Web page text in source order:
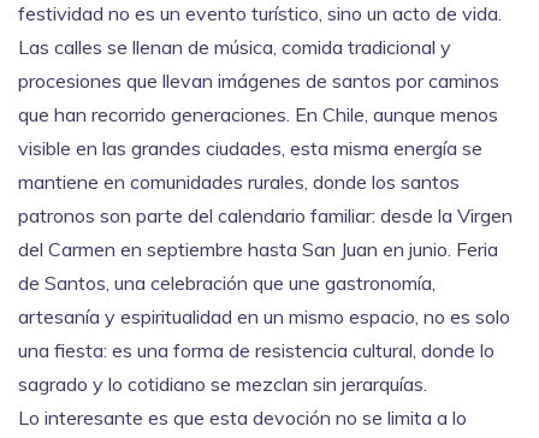
festividad no es un evento turístico, sino un acto de vida.
Las calles se llenan de música, comida tradicional y
procesiones que llevan imágenes de santos por caminos
que han recorrido generaciones. En Chile, aunque menos
visible en las grandes ciudades, esta misma energía se
mantiene en comunidades rurales, donde los santos
patronos son parte del calendario familiar: desde la Virgen
del Carmen en septiembre hasta San Juan en junio. Feria
de Santos, una celebración que une gastronomía,
artesanía y espiritualidad en un mismo espacio, no es solo
una fiesta: es una forma de resistencia cultural, donde lo
sagrado y lo cotidiano se mezclan sin jerarquías.
Lo interesante es que esta devoción no se limita a lo